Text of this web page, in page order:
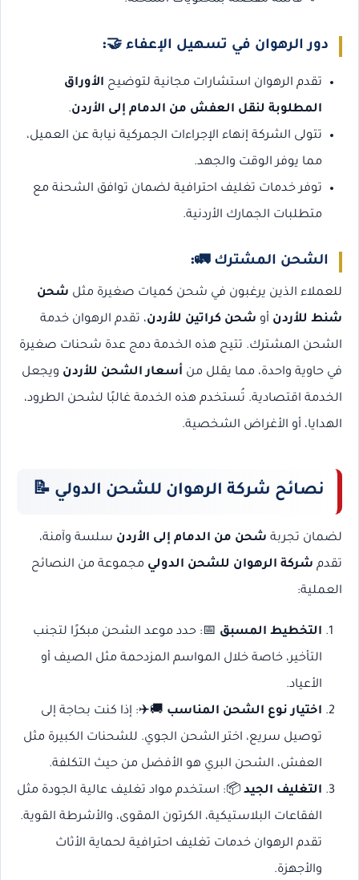
دور الرهوان في تسهيل الإعفاء 🤝:
تقدم الرهوان استشارات مجانية لتوضيح الأوراق
المطلوبة لنقل العفش من الدمام إلى الأردن.
تتولى الشركة إنهاء الإجراءات الجمركية نيابة عن العميل،
مما يوفر الوقت والجهد.
توفر خدمات تغليف احترافية لضمان توافق الشحنة مع
متطلبات الجمارك الأردنية.
الشحن المشترك 🚛:
للعملاء الذين يرغبون في شحن كميات صغيرة مثل شحن
شنط للأردن أو شحن كراتين للأردن، تقدم الرهوان خدمة
الشحن المشترك. تتيح هذه الخدمة دمج عدة شحنات صغيرة
في حاوية واحدة، مما يقلل من أسعار الشحن للأردن ويجعل
الخدمة اقتصادية. تُستخدم هذه الخدمة غالبًا لشحن الطرود،
الهدايا، أو الأغراض الشخصية.
نصائح شركة الرهوان للشحن الدولي 📝
لضمان تجربة شحن من الدمام إلى الأردن سلسة وآمنة،
تقدم شركة الرهوان للشحن الدولي مجموعة من النصائح
العملية:
التخطيط المسبق 📅: حدد موعد الشحن مبكرًا لتجنب
التأخير، خاصة خلال المواسم المزدحمة مثل الصيف أو
الأعياد.
اختيار نوع الشحن المناسب 🚚✈️: إذا كنت بحاجة إلى
توصيل سريع، اختر الشحن الجوي. للشحنات الكبيرة مثل
العفش، الشحن البري هو الأفضل من حيث التكلفة.
التغليف الجيد📦: استخدم مواد تغليف عالية الجودة مثل
الفقاعات البلاستيكية، الكرتون المقوى، والأشرطة القوية.
تقدم الرهوان خدمات تغليف احترافية لحماية الأثاث
والأجهزة.